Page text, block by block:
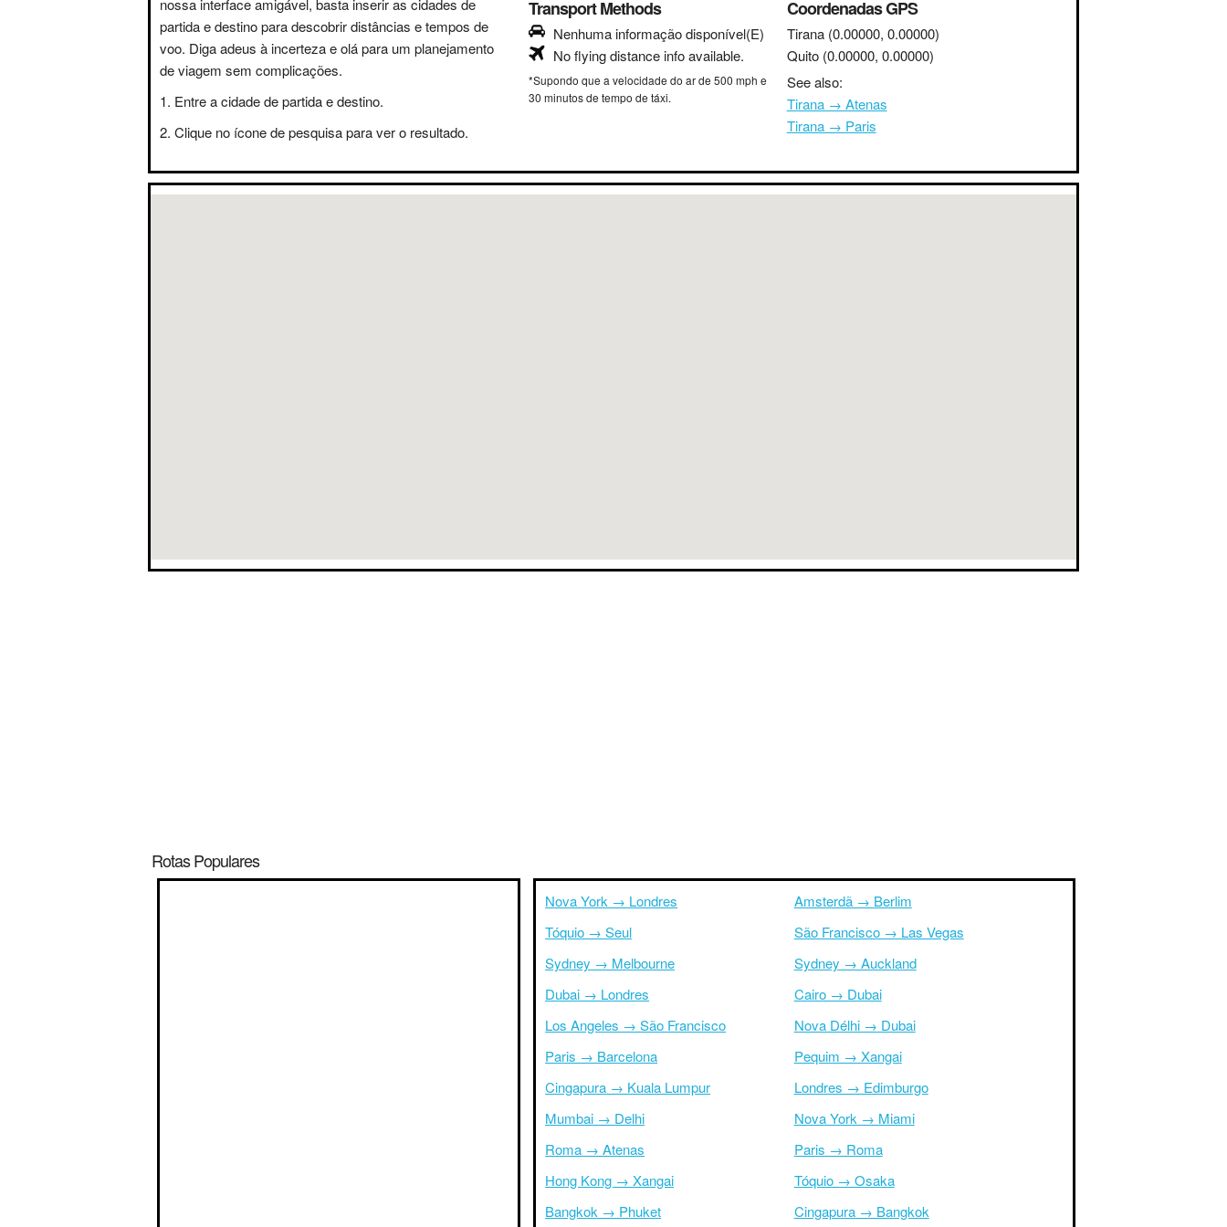
nossa interface amigável, basta inserir as cidades de
partida e destino para descobrir distâncias e tempos de
voo. Diga adeus à incerteza e olá para um planejamento
de viagem sem complicações.
Entre a cidade de partida e destino.
Clique no ícone de pesquisa para ver o resultado.
Transport Methods
Nenhuma informação disponível(E)
No flying distance info available.
*Supondo que a velocidade do ar de 500 mph e
30 minutos de tempo de táxi.
Coordenadas GPS
Tirana (0.00000, 0.00000)
Quito (0.00000, 0.00000)
See also:
Tirana → Atenas
Tirana → Paris
Rotas Populares
Nova York → Londres
Tóquio → Seul
Sydney → Melbourne
Dubai → Londres
Los Angeles → São Francisco
Paris → Barcelona
Cingapura → Kuala Lumpur
Mumbai → Delhi
Roma → Atenas
Hong Kong → Xangai
Bangkok → Phuket
Amsterdã → Berlim
São Francisco → Las Vegas
Sydney → Auckland
Cairo → Dubai
Nova Délhi → Dubai
Pequim → Xangai
Londres → Edimburgo
Nova York → Miami
Paris → Roma
Tóquio → Osaka
Cingapura → Bangkok